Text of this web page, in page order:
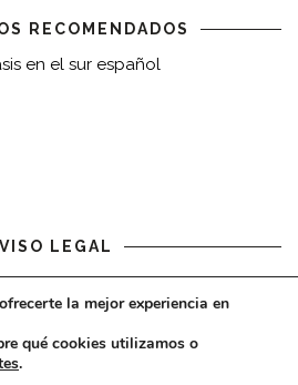
RECOMENDADOS
en el sur español
LEGAL
la mejor experiencia en
qué cookies utilizamos o
.